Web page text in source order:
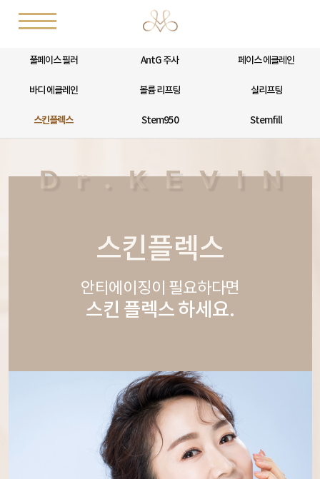
풀페이스 필러 AntG 주사 페이스 에클레인
바디 에클레인 볼륨 리프팅 실리프팅
스킨플렉스 Stem950 Stemfill
스킨플렉스
안티에이징이 필요하다면
스킨 플렉스 하세요.